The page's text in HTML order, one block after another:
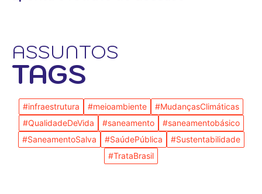
ASSUNTOS
TAGS
#infraestrutura #meioambiente
#MudançasClimáticas
#QualidadeDeVida
#saneamento
#saneamentobásico
#SaneamentoSalva
#SaúdePública
#Sustentabilidade
#TrataBrasil